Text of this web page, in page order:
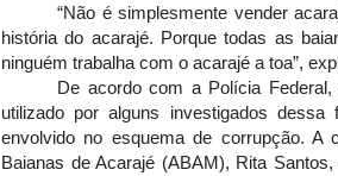
“Não é simplesmente vender
história do acarajé. Porque todas as
ninguém trabalha com o acarajé a toa”,
De acordo com a Polícia
utilizado por alguns investigados
envolvido no esquema de corrupção. A
Baianas de Acarajé (ABAM), Rita